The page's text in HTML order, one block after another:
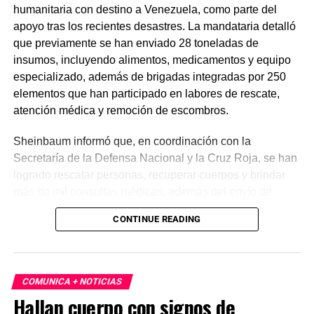
humanitaria con destino a Venezuela, como parte del
apoyo tras los recientes desastres. La mandataria detalló
que previamente se han enviado 28 toneladas de
insumos, incluyendo alimentos, medicamentos y equipo
especializado, además de brigadas integradas por 250
elementos que han participado en labores de rescate,
atención médica y remoción de escombros.
Sheinbaum informó que, en coordinación con la
Secretaría de la Defensa Nacional y la Cruz Roja, se han
logrado rescatar personas, recuperar cuerpos y brindar
plantas de energía y materiales de apoyo. Subrayó que
estas acciones responden a solicitudes del gobierno
En otro tema, el secretario de Economía, Marcelo Ebrard,
aseguró que el Tratado entre México, Estados Unidos y
CONTINUE READING
COMUNICA + NOTICIAS
Hallan cuerpo con signos de